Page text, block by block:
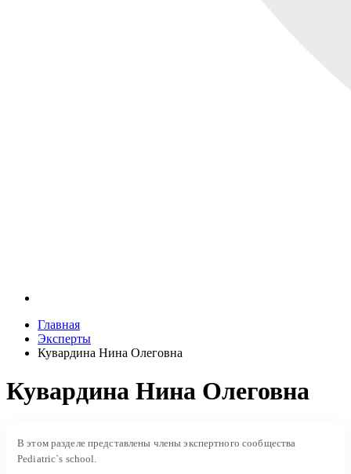
Главная
Эксперты
Кувардина Нина Олеговна
Кувардина Нина Олеговна
В этом разделе представлены члены экспертного сообщества
Pediatric`s school.